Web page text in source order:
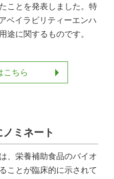
ことを発表しました。特
ベイラビリティーエンハ
途に関するものです。
こちら
ミネート
、栄養補助食品のバイオ
ことが臨床的に示されて